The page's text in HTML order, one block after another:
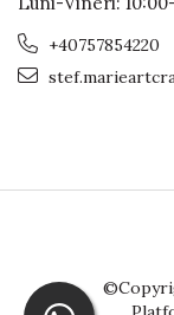
+40757854220